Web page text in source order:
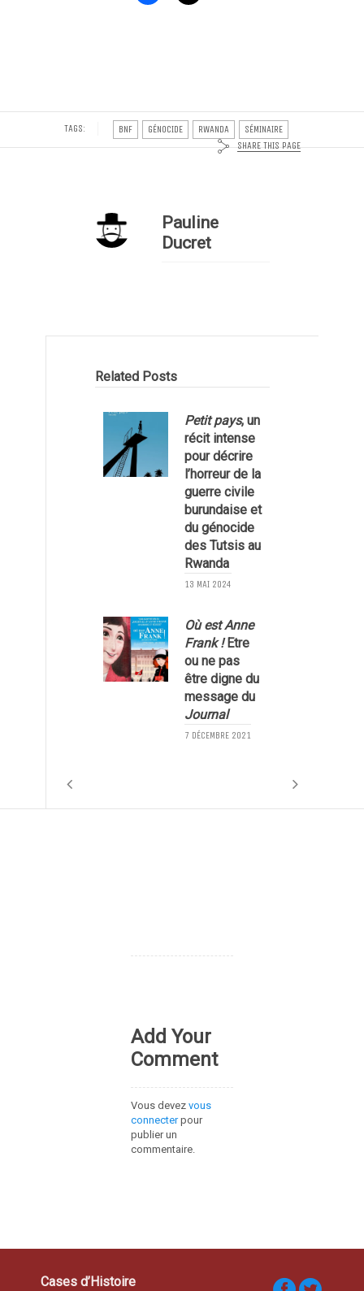
TAGS: BNF GÉNOCIDE RWANDA
SÉMINAIRE
SHARE THIS PAGE
Pauline
Ducret
Related Posts
Petit pays, un
récit intense
pour décrire
l’horreur de la
guerre civile
burundaise et
du génocide
des Tutsis au
Rwanda
13 MAI 2024
Où est Anne
Frank !Etre
ou ne pas
être digne du
message du
Journal
7 DÉCEMBRE 2021
Add Your
Comment
Vous devez vous
connecterpour
publier un
commentaire.
Cases d’Histoire